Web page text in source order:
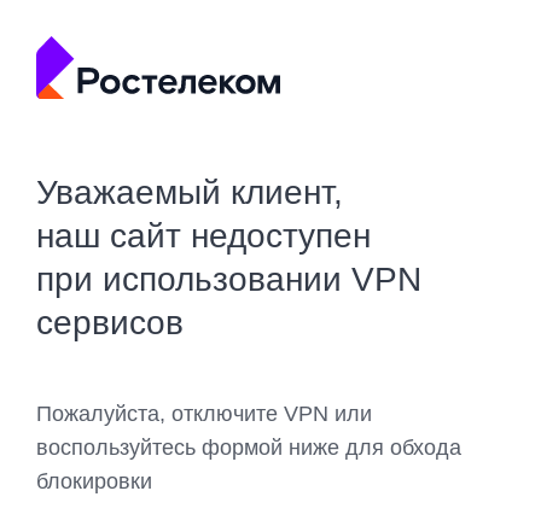
Уважаемый клиент,
наш сайт недоступен
при использовании VPN
сервисов
Пожалуйста, отключите VPN или
воспользуйтесь формой ниже для обхода
блокировки